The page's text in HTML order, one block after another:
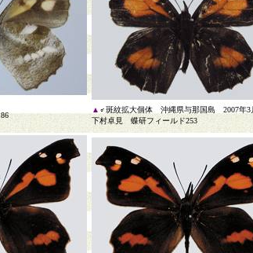
▲ ♂斑紋拡大個体 沖縄県与那国島 2007年3
下村卓見 蝶研フィールド253